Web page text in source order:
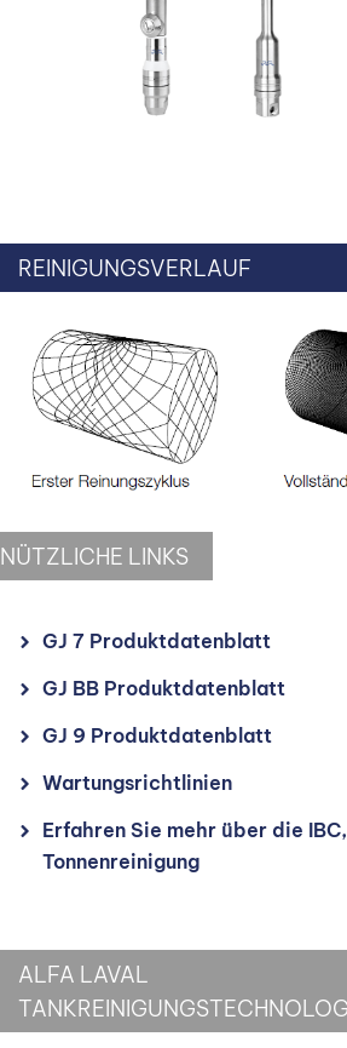
REINIGUNGSVERLAUF
NÜTZLICHE LINKS
GJ 7 Produktdatenblatt
GJ BB Produktdatenblatt
GJ 9 Produktdatenblatt
Wartungsrichtlinien
Erfahren Sie mehr über die IBC,
Tonnenreinigung
ALFA LAVAL